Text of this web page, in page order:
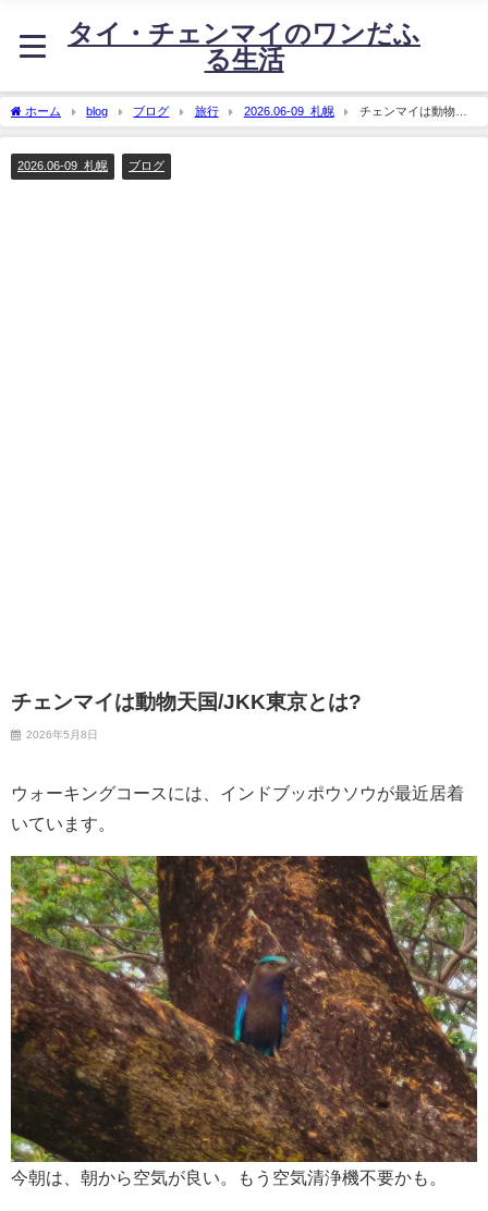
タイ・チェンマイのワンだふ
る生活
ホーム blog ブログ 旅行 2026.06-09_札幌
チェンマイは動物天
国/JKK東京とは?
2026.06-09_札幌 ブログ
チェンマイは動物天国/JKK東京とは?
2026年5月8日
ウォーキングコースには、インドブッポウソウが最近居着
いています。
今朝は、朝から空気が良い。もう空気清浄機不要かも。